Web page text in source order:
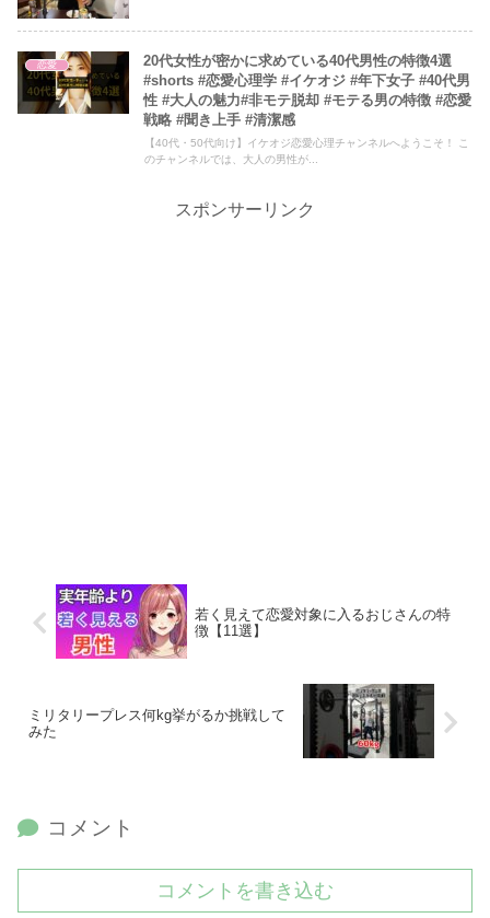
恋愛
20代女性が密かに求めている40代男性の特徴4選
#shorts #恋愛心理学 #イケオジ #年下女子 #40代男
性 #大人の魅力#非モテ脱却 #モテる男の特徴 #恋愛
戦略 #聞き上手 #清潔感
【40代・50代向け】イケオジ恋愛心理チャンネルへようこそ！ こ
のチャンネルでは、大人の男性が...
スポンサーリンク
若く見えて恋愛対象に入るおじさんの特
徴【11選】
ミリタリープレス何kg挙がるか挑戦して
みた
コメント
コメントを書き込む